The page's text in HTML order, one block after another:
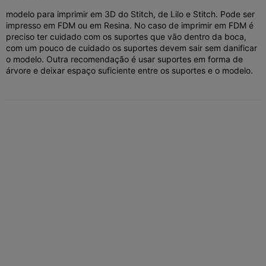
modelo para imprimir em 3D do Stitch, de Lilo e Stitch. Pode ser
impresso em FDM ou em Resina. No caso de imprimir em FDM é
preciso ter cuidado com os suportes que vão dentro da boca,
com um pouco de cuidado os suportes devem sair sem danificar
o modelo. Outra recomendação é usar suportes em forma de
árvore e deixar espaço suficiente entre os suportes e o modelo.